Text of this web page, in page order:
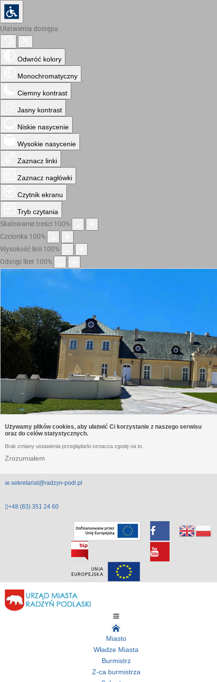
Ułatwienia dostępu
Odwróć kolory
Monochromatyczny
Ciemny kontrast
Jasny kontrast
Niskie nasycenie
Wysokie nasycenie
Zaznacz linki
Zaznacz nagłówki
Czytnik ekranu
Tryb czytania
Skalowanie treści 100%
Czcionka 100%
Wysokość linii 100%
Odstęp liter 100%
Używamy plików cookies, aby ułatwić Ci korzystanie z naszego serwisu
oraz do celów statystycznych.
Brak zmiany ustawienia przeglądarki oznacza zgodę na to.
Zrozumiałem
sekretariat@radzyn-podl.pl
+48 (83) 351 24 60
Miasto
Władze Miasta
Burmistrz
Z-ca burmistrza